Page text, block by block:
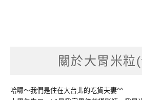
關於大胃米粒
哈囉～我們是住在大台北的吃貨夫妻^^